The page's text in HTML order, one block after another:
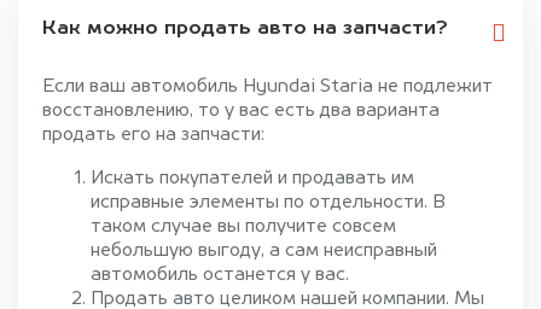
Как можно продать авто на запчасти?
Если ваш автомобиль Hyundai Staria не подлежит
восстановлению, то у вас есть два варианта
продать его на запчасти:
Искать покупателей и продавать им
исправные элементы по отдельности. В
таком случае вы получите совсем
небольшую выгоду, а сам неисправный
автомобиль останется у вас.
Продать авто целиком нашей компании. Мы